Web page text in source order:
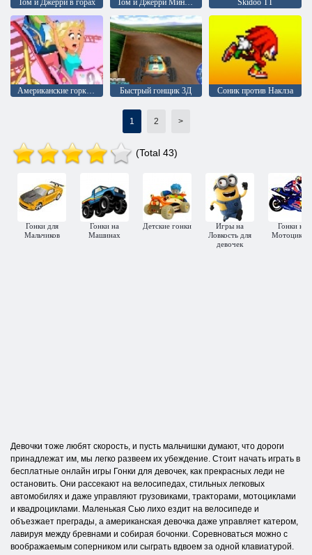
Американские горки 2 Быстрый гонщик 3Д Соник против Наклза
1 2 >
(Total 43)
Гонки для
Мальчиков
Гонки на
Машинах
Детские гонки
Игры на
Ловкость для
девочек
Гонки на
Девочки тоже любят скорость, и пусть мальчишки думают, что дороги
принадлежат им, мы легко развеем их убеждение. Стоит начать играть в
бесплатные онлайн игры Гонки для девочек, как прекрасных леди не
остановить. Они рассекают на велосипедах, стильных легковых
автомобилях и даже управляют грузовиками, тракторами, мотоциклами
и квадроциклами. Маленькая Сью лихо ездит на велосипеде и
объезжает преграды, а американская девочка даже управляет катером,
лавируя между бревнами и собирая бочонки. Соревноваться можно с
воображаемым соперником или сыграть вдвоем за одной клавиатурой.